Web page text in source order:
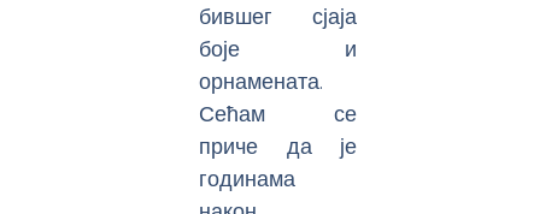
бившег сјаја
боје и
орнамената.
Сећам се
приче да је
годинама